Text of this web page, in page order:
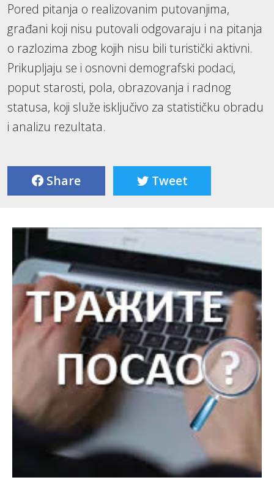
Pored pitanja o realizovanim putovanjima,
građani koji nisu putovali odgovaraju i na pitanja
o razlozima zbog kojih nisu bili turistički aktivni.
Prikupljaju se i osnovni demografski podaci,
poput starosti, pola, obrazovanja i radnog
statusa, koji služe isključivo za statističku obradu
i analizu rezultata.
Share Tweet